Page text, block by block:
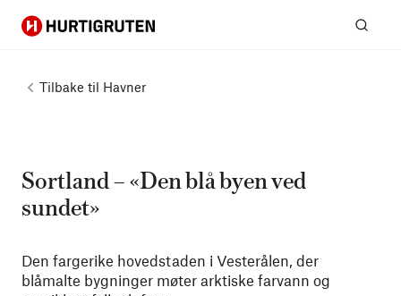
Hurtigruten
Tilbake til Havner
Sortland – «Den blå byen ved
sundet»
Den fargerike hovedstaden i Vesterålen, der
blåmalte bygninger møter arktiske farvann og